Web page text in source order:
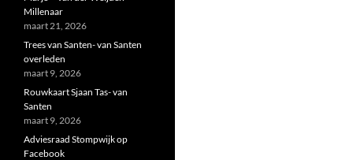
Millenaar
maart 21, 2026
Trees van Santen- van Santen
overleden
maart 9, 2026
Rouwkaart Sjaan Tas- van
Santen
maart 9, 2026
Adviesraad Stompwijk op
Facebook